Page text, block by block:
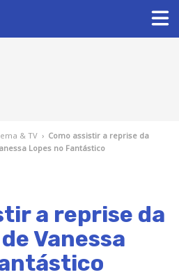
& TV › Como assistir a reprise da
Lopes no Fantástico
a reprise da
Vanessa